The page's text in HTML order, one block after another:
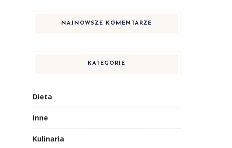
NAJNOWSZE KOMENTARZE
KATEGORIE
Dieta
Inne
Kulinaria